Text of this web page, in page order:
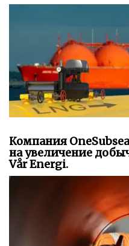
Компания
на увеличение
Vår Energi.